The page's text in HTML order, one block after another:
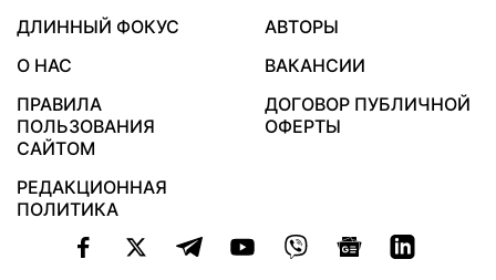
ДЛИННЫЙ ФОКУС
АВТОРЫ
О НАС
ВАКАНСИИ
ПРАВИЛА
ПОЛЬЗОВАНИЯ
САЙТОМ
ДОГОВОР ПУБЛИЧНОЙ
ОФЕРТЫ
РЕДАКЦИОННАЯ
ПОЛИТИКА